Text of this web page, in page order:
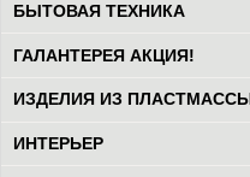
БЫТОВАЯ ТЕХНИКА
ГАЛАНТЕРЕЯ АКЦИЯ!
ИЗДЕЛИЯ ИЗ ПЛАСТМАССЫ
ИНТЕРЬЕР